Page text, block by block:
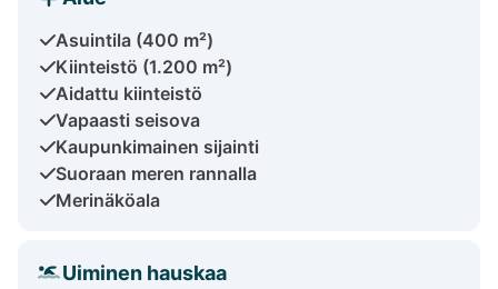
Asuintila (400 m²)
Kiinteistö (1.200 m²)
Aidattu kiinteistö
Vapaasti seisova
Kaupunkimainen sijainti
Suoraan meren rannalla
Merinäköala
Uiminen hauskaa